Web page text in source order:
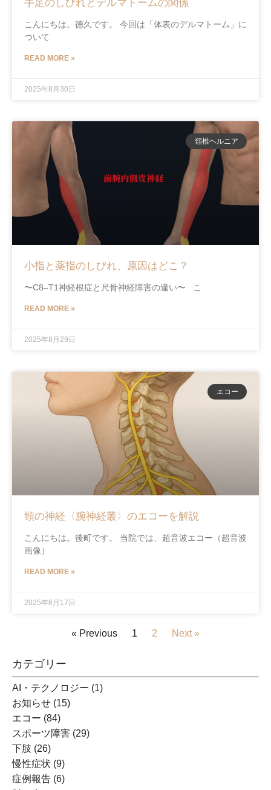
手足のしびれとデルマトームの関係
こんにちは。徳久です。 今回は「体表のデルマトーム」に
ついて
READ MORE »
2025年8月30日
頚椎ヘルニア
小指と薬指のしびれ、原因はどこ？
〜C8–T1神経根症と尺骨神経障害の違い〜 こ
READ MORE »
2025年8月29日
エコー
頸の神経〈腕神経叢〉のエコーを解説
こんにちは。後町です。 当院では、超音波エコー（超音波
画像）
READ MORE »
2025年8月17日
« Previous 1 2 Next »
カテゴリー
AI・テクノロジー (1)
お知らせ (15)
エコー (84)
スポーツ障害 (29)
下肢 (26)
慢性症状 (9)
症例報告 (6)